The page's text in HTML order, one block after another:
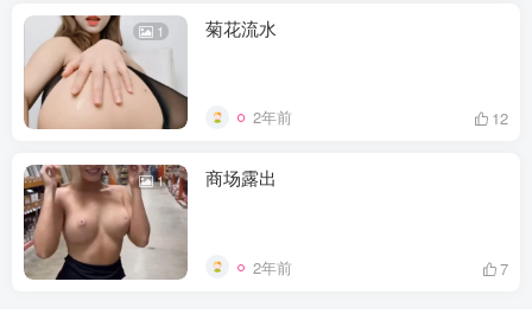
1 菊花流水
2年前 12
1 商场露出
2年前 7